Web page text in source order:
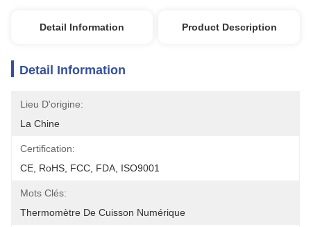
Detail Information Product Description
Detail Information
Lieu D'origine:
La Chine
Certification:
CE, RoHS, FCC, FDA, ISO9001
Mots Clés:
Thermomètre De Cuisson Numérique